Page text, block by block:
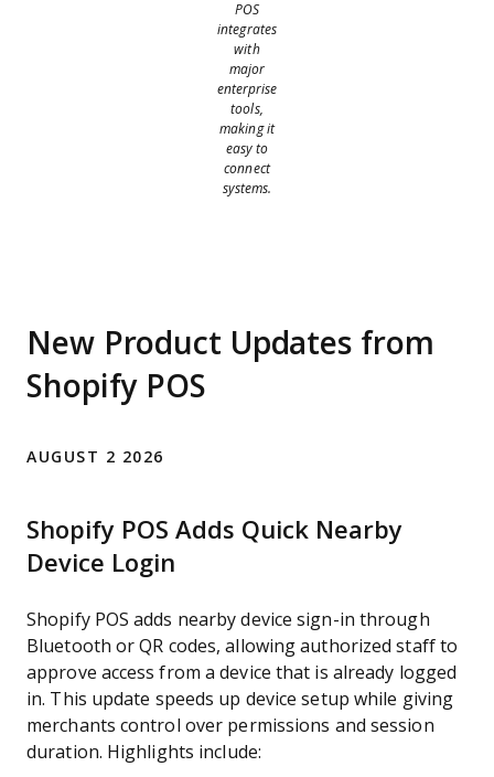
POS
integrates
with
major
enterprise
tools,
making it
easy to
connect
systems.
New Product Updates from
Shopify POS
AUGUST 2 2026
Shopify POS Adds Quick Nearby
Device Login
Shopify POS adds nearby device sign-in through
Bluetooth or QR codes, allowing authorized staff to
approve access from a device that is already logged
in. This update speeds up device setup while giving
merchants control over permissions and session
duration. Highlights include: